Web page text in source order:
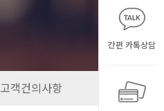
간편 카톡상담
고객건의사항